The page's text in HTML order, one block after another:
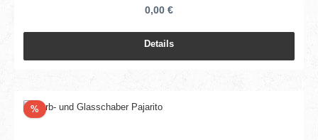
0,00 €
Details
%Rabatt